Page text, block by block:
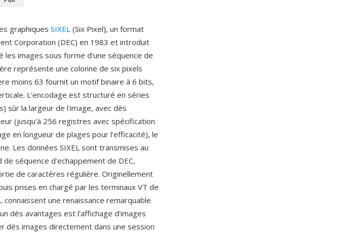
graphiques SIXEL (Six Pixel), un format
Corporation (DEC) en 1983 et introduit
les images sous forme d'une séquence de
représente une colonne de six pixels
moins 63 fournit un motif binaire à 6 bits,
L'encodage est structuré en séries
sûr la largeur de l'image, avec dès
(jusqu'à 256 registres avec spécification
en longueur de plages pour l'efficacité), le
Les données SIXEL sont transmises au
séquence d'echappement de DEC,
de caractères régulière. Originellement
prises en chargé par les terminaux VT de
connaissent une renaissance remarquable
dès avantages est l'affichage d'images
dès images directement dans une session